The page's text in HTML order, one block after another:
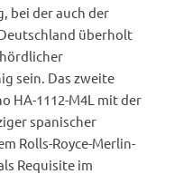
bei der auch der
überholt
sein. Das zweite
HA-1112-M4L mit der
spanischer
Rolls-Royce-Merlin-
Requisite im